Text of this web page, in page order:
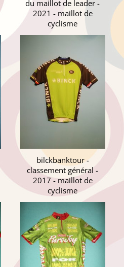
du maillot de leader -
2021 - maillot de
cyclisme
bilckbanktour -
classement général -
2017 - maillot de
cyclisme